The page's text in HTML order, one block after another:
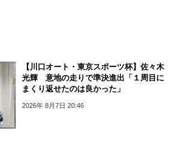
【川口オート・東京スポーツ杯】佐々木
光輝 意地の走りで準決進出「１周目に
まくり返せたのは良かった」
2026年 8月7日 20:46